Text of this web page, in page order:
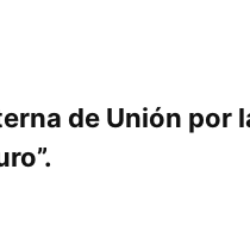
de Unión por